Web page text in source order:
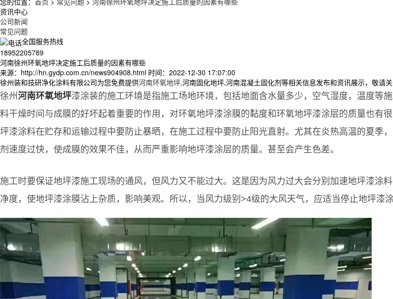
资讯中心
公司新闻
常见问题
全国服务热线
18952205789
河南徐州环氧地坪决定施工后质量的因素有哪些
来源：http://hn.gydp.com.cn/news904908.html 时间：2022-12-30 17:07:00
徐州装和技研净化涂料有限公司为您免费提供河南环氧地坪,河南固化地坪,河南混凝土固化剂等相关信息发布和资讯展示，敬请关
徐州 河南环氧地坪漆涂装的施工环境是指施工场地环境，包括地面含水量多少，空气湿度，温度等
料干燥时间与成膜的好坏起着重要的作用，对环氧地坪漆涂膜的黏度和环氧地坪漆涂层的质量也有
坪漆涂料在贮存和运输过程中要防止暴晒，在施工过程中要防止阳光直射。尤其在炎热高温的夏季
剂速度过快，使成膜的效果不佳，从而严重影响地坪漆涂层的质量。甚至会产生色差。
施工时要保证地坪漆施工现场的通风，但风力又不能过大。这是因为风力过大会分别加速地坪漆涂
净度，使地坪漆涂膜沾上杂质，影响美观。所以，当风力级别>4级的大风天气，应适当停止地坪漆涂